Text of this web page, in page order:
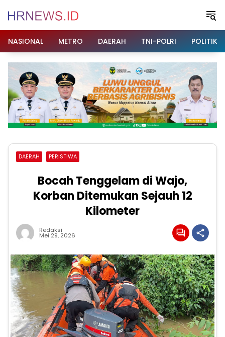
NASIONAL
METRO DAERAH TNI-POLRI POLITIK
DAERAH PERISTIWA
Bocah Tenggelam di Wajo,
Korban Ditemukan Sejauh 12
Kilometer
Redaksi
Mei 29, 2026